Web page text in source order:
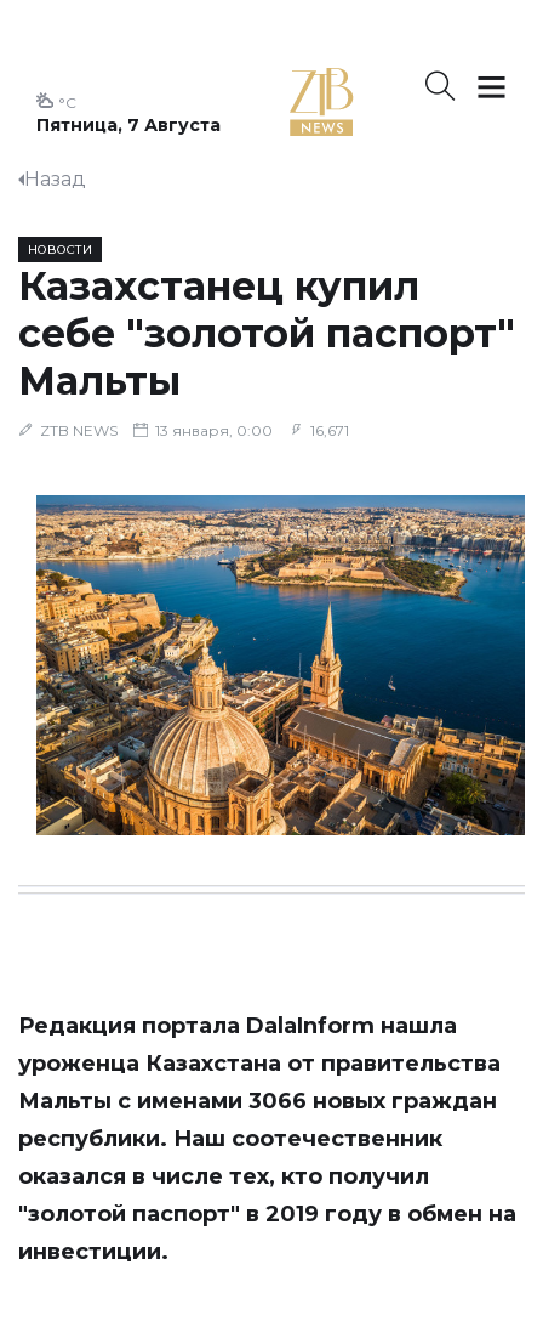
Пятница, 7 Августа
°C
Назад
НОВОСТИ
Казахстанец купил
себе "золотой паспорт"
Мальты
ZTB NEWS 13 января, 0:00 16,671
Редакция портала DalaInform нашла
уроженца Казахстана от правительства
Мальты с именами 3066 новых граждан
республики. Наш соотечественник
оказался в числе тех, кто получил
"золотой паспорт" в 2019 году в обмен на
инвестиции.